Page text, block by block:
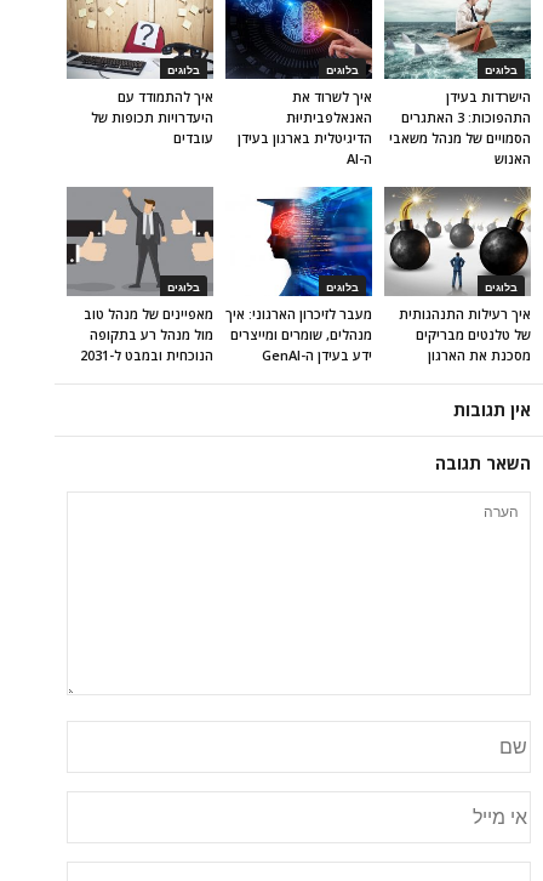
בלוגים
איך להתמודד עם
היעדרויות תכופות של
עובדים
בלוגים
איך לשרוד את
האנאלפביתיוּת
הדיגיטלית בארגון בעידן
ה-AI
בלוגים
הישרדות בעידן
התהפוכות: 3 האתגרים
הסמויים של מנהל משאבי
האנוש
בלוגים
מאפיינים של מנהל טוב
מול מנהל רע בתקופה
הנוכחית ובמבט ל-2031
בלוגים
מעבר לזיכרון הארגוני: איך
מנהלים, שומרים ומייצרים
ידע בעידן ה-GenAI
בלוגים
איך רעילות התנהגותית
של טלנטים מבריקים
מסכנת את הארגון
אין תגובות
השאר תגובה